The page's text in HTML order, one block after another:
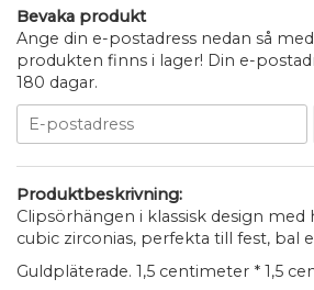
Bevaka produkt
Ange din e-postadress nedan så
produkten finns i lager! Din e-
180 dagar.
Produktbeskrivning:
Clipsörhängen i klassisk design med
cubic zirconias, perfekta till fest, bal
Guldpläterade. 1,5 centimeter * 1,5